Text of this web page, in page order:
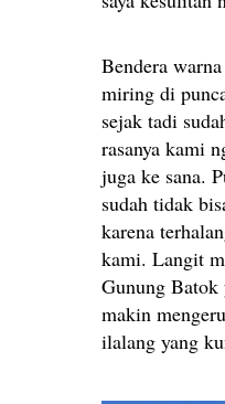
Bendera
miring di
sejak tadi
rasanya kami
juga ke sana.
sudah tidak
karena
kami. Langit
Gunung
makin
ilalang yang